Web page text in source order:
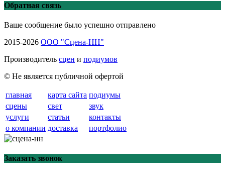
Обратная связь
Ваше сообщение было успешно отправлено
2015-2026 ООО "Сцена-НН"
Производитель сцен и подиумов
© Не является публичной офертой
главная карта сайта подиумы
сцены
свет
звук
услуги
статьи
контакты
о компании доставка портфолио
Заказать звонок